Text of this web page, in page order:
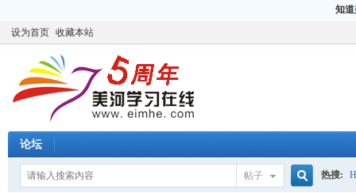
知
设为首页 收藏本站
论坛
帖子 热搜: